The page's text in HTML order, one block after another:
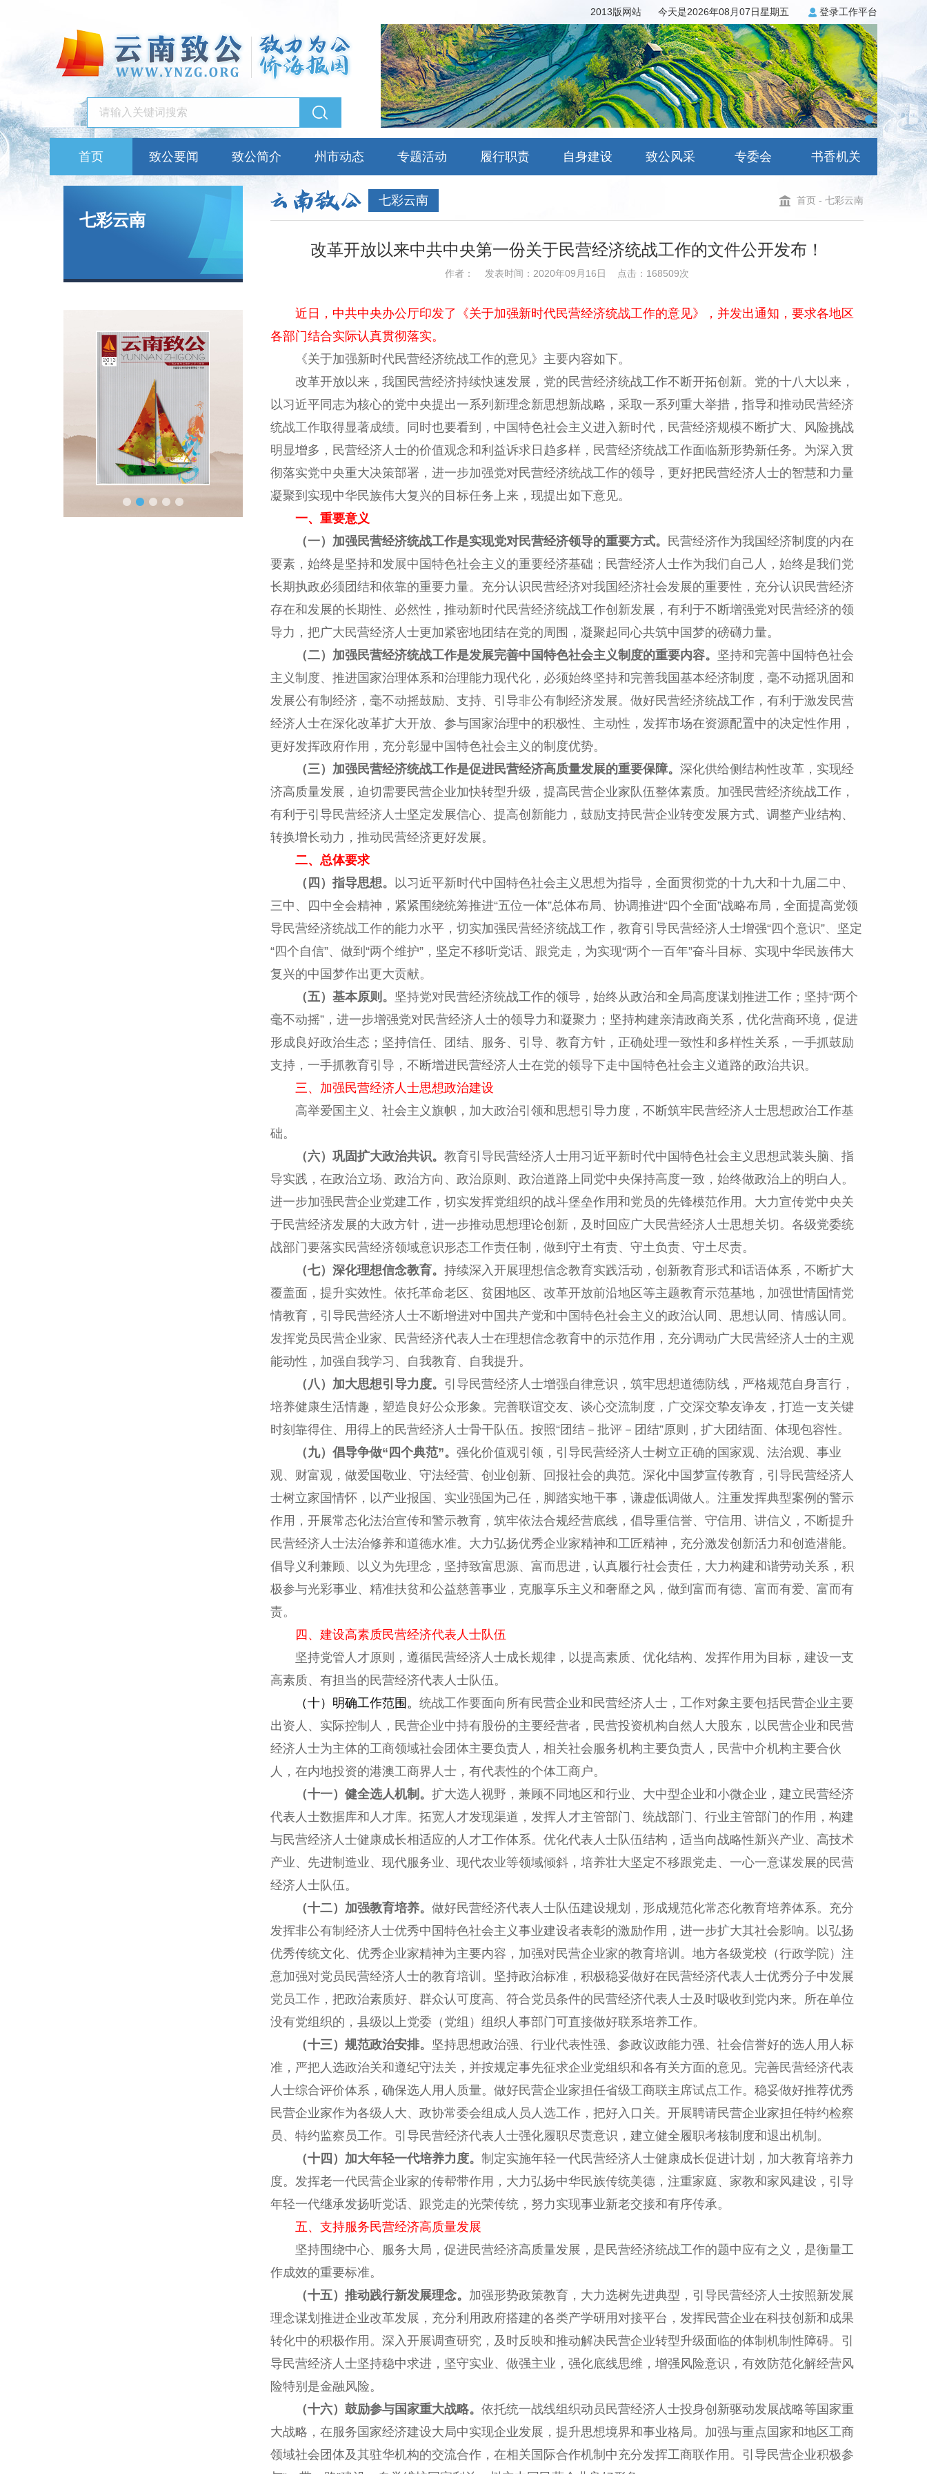
2013版网站 今天是2026年08月07日星期五 登录工作平台
首页 致公要闻 致公简介 州市动态 专题活动 履行职责 自身建设 致公风采 专委会 书香机关
七彩云南
七彩云南 首页 - 七彩云南
改革开放以来中共中央第一份关于民营经济统战工作的文件公开发布！
作者： 发表时间：2020年09月16日 点击：168509次
近日，中共中央办公厅印发了《关于加强新时代民营经济统战工作的意见》，并发出通知，要求各地区
各部门结合实际认真贯彻落实。
《关于加强新时代民营经济统战工作的意见》主要内容如下。
改革开放以来，我国民营经济持续快速发展，党的民营经济统战工作不断开拓创新。党的十八大以来，
以习近平同志为核心的党中央提出一系列新理念新思想新战略，采取一系列重大举措，指导和推动民营经济
统战工作取得显著成绩。同时也要看到，中国特色社会主义进入新时代，民营经济规模不断扩大、风险挑战
明显增多，民营经济人士的价值观念和利益诉求日趋多样，民营经济统战工作面临新形势新任务。为深入贯
彻落实党中央重大决策部署，进一步加强党对民营经济统战工作的领导，更好把民营经济人士的智慧和力量
凝聚到实现中华民族伟大复兴的目标任务上来，现提出如下意见。
一、重要意义
（一）加强民营经济统战工作是实现党对民营经济领导的重要方式。
民营经济作为我国经济制度的内在
要素，始终是坚持和发展中国特色社会主义的重要经济基础；民营经济人士作为我们自己人，始终是我们党
长期执政必须团结和依靠的重要力量。充分认识民营经济对我国经济社会发展的重要性，充分认识民营经济
存在和发展的长期性、必然性，推动新时代民营经济统战工作创新发展，有利于不断增强党对民营经济的领
导力，把广大民营经济人士更加紧密地团结在党的周围，凝聚起同心共筑中国梦的磅礴力量。
（二）加强民营经济统战工作是发展完善中国特色社会主义制度的重要内容。 坚持和完善中国特色社会
主义制度、推进国家治理体系和治理能力现代化，必须始终坚持和完善我国基本经济制度，毫不动摇巩固和
发展公有制经济，毫不动摇鼓励、支持、引导非公有制经济发展。做好民营经济统战工作，有利于激发民营
经济人士在深化改革扩大开放、参与国家治理中的积极性、主动性，发挥市场在资源配置中的决定性作用，
更好发挥政府作用，充分彰显中国特色社会主义的制度优势。
（三）加强民营经济统战工作是促进民营经济高质量发展的重要保障。 深化供给侧结构性改革，实现经
济高质量发展，迫切需要民营企业加快转型升级，提高民营企业家队伍整体素质。加强民营经济统战工作，
有利于引导民营经济人士坚定发展信心、提高创新能力，鼓励支持民营企业转变发展方式、调整产业结构、
转换增长动力，推动民营经济更好发展。
二、总体要求
（四）指导思想。
以习近平新时代中国特色社会主义思想为指导，全面贯彻党的十九大和十九届二中、
三中、四中全会精神，紧紧围绕统筹推进“五位一体”总体布局、协调推进“四个全面”战略布局，全面提高党领
导民营经济统战工作的能力水平，切实加强民营经济统战工作，教育引导民营经济人士增强“四个意识”、坚定
“四个自信”、做到“两个维护”，坚定不移听党话、跟党走，为实现“两个一百年”奋斗目标、实现中华民族伟大
复兴的中国梦作出更大贡献。
（五）基本原则。 坚持党对民营经济统战工作的领导，始终从政治和全局高度谋划推进工作；坚持“两个
毫不动摇”，进一步增强党对民营经济人士的领导力和凝聚力；坚持构建亲清政商关系，优化营商环境，促进
形成良好政治生态；坚持信任、团结、服务、引导、教育方针，正确处理一致性和多样性关系，一手抓鼓励
支持，一手抓教育引导，不断增进民营经济人士在党的领导下走中国特色社会主义道路的政治共识。
三、加强民营经济人士思想政治建设
高举爱国主义、社会主义旗帜，加大政治引领和思想引导力度，不断筑牢民营经济人士思想政治工作基
础。
（六）巩固扩大政治共识。 教育引导民营经济人士用习近平新时代中国特色社会主义思想武装头脑、指
导实践，在政治立场、政治方向、政治原则、政治道路上同党中央保持高度一致，始终做政治上的明白人。
进一步加强民营企业党建工作，切实发挥党组织的战斗堡垒作用和党员的先锋模范作用。大力宣传党中央关
于民营经济发展的大政方针，进一步推动思想理论创新，及时回应广大民营经济人士思想关切。各级党委统
战部门要落实民营经济领域意识形态工作责任制，做到守土有责、守土负责、守土尽责。
（七）深化理想信念教育。 持续深入开展理想信念教育实践活动，创新教育形式和话语体系，不断扩大
覆盖面，提升实效性。依托革命老区、贫困地区、改革开放前沿地区等主题教育示范基地，加强世情国情党
情教育，引导民营经济人士不断增进对中国共产党和中国特色社会主义的政治认同、思想认同、情感认同。
发挥党员民营企业家、民营经济代表人士在理想信念教育中的示范作用，充分调动广大民营经济人士的主观
能动性，加强自我学习、自我教育、自我提升。
（八）加大思想引导力度。 引导民营经济人士增强自律意识，筑牢思想道德防线，严格规范自身言行，
培养健康生活情趣，塑造良好公众形象。完善联谊交友、谈心交流制度，广交深交挚友诤友，打造一支关键
时刻靠得住、用得上的民营经济人士骨干队伍。按照“团结－批评－团结”原则，扩大团结面、体现包容性。
（九）倡导争做“四个典范”。 强化价值观引领，引导民营经济人士树立正确的国家观、法治观、事业
观、财富观，做爱国敬业、守法经营、创业创新、回报社会的典范。深化中国梦宣传教育，引导民营经济人
士树立家国情怀，以产业报国、实业强国为己任，脚踏实地干事，谦虚低调做人。注重发挥典型案例的警示
作用，开展常态化法治宣传和警示教育，筑牢依法合规经营底线，倡导重信誉、守信用、讲信义，不断提升
民营经济人士法治修养和道德水准。大力弘扬优秀企业家精神和工匠精神，充分激发创新活力和创造潜能。
倡导义利兼顾、以义为先理念，坚持致富思源、富而思进，认真履行社会责任，大力构建和谐劳动关系，积
极参与光彩事业、精准扶贫和公益慈善事业，克服享乐主义和奢靡之风，做到富而有德、富而有爱、富而有
责。
四、建设高素质民营经济代表人士队伍
坚持党管人才原则，遵循民营经济人士成长规律，以提高素质、优化结构、发挥作用为目标，建设一支
高素质、有担当的民营经济代表人士队伍。
（十）明确工作范围。 统战工作要面向所有民营企业和民营经济人士，工作对象主要包括民营企业主要
出资人、实际控制人，民营企业中持有股份的主要经营者，民营投资机构自然人大股东，以民营企业和民营
经济人士为主体的工商领域社会团体主要负责人，相关社会服务机构主要负责人，民营中介机构主要合伙
人，在内地投资的港澳工商界人士，有代表性的个体工商户。
（十一）健全选人机制。 扩大选人视野，兼顾不同地区和行业、大中型企业和小微企业，建立民营经济
代表人士数据库和人才库。拓宽人才发现渠道，发挥人才主管部门、统战部门、行业主管部门的作用，构建
与民营经济人士健康成长相适应的人才工作体系。优化代表人士队伍结构，适当向战略性新兴产业、高技术
产业、先进制造业、现代服务业、现代农业等领域倾斜，培养壮大坚定不移跟党走、一心一意谋发展的民营
经济人士队伍。
（十二）加强教育培养。 做好民营经济代表人士队伍建设规划，形成规范化常态化教育培养体系。充分
发挥非公有制经济人士优秀中国特色社会主义事业建设者表彰的激励作用，进一步扩大其社会影响。以弘扬
优秀传统文化、优秀企业家精神为主要内容，加强对民营企业家的教育培训。地方各级党校（行政学院）注
意加强对党员民营经济人士的教育培训。坚持政治标准，积极稳妥做好在民营经济代表人士优秀分子中发展
党员工作，把政治素质好、群众认可度高、符合党员条件的民营经济代表人士及时吸收到党内来。所在单位
没有党组织的，县级以上党委（党组）组织人事部门可直接做好联系培养工作。
（十三）规范政治安排。 坚持思想政治强、行业代表性强、参政议政能力强、社会信誉好的选人用人标
准，严把人选政治关和遵纪守法关，并按规定事先征求企业党组织和各有关方面的意见。完善民营经济代表
人士综合评价体系，确保选人用人质量。做好民营企业家担任省级工商联主席试点工作。稳妥做好推荐优秀
民营企业家作为各级人大、政协常委会组成人员人选工作，把好入口关。开展聘请民营企业家担任特约检察
员、特约监察员工作。引导民营经济代表人士强化履职尽责意识，建立健全履职考核制度和退出机制。
（十四）加大年轻一代培养力度。 制定实施年轻一代民营经济人士健康成长促进计划，加大教育培养力
度。发挥老一代民营企业家的传帮带作用，大力弘扬中华民族传统美德，注重家庭、家教和家风建设，引导
年轻一代继承发扬听党话、跟党走的光荣传统，努力实现事业新老交接和有序传承。
五、支持服务民营经济高质量发展
坚持围绕中心、服务大局，促进民营经济高质量发展，是民营经济统战工作的题中应有之义，是衡量工
作成效的重要标准。
（十五）推动践行新发展理念。 加强形势政策教育，大力选树先进典型，引导民营经济人士按照新发展
理念谋划推进企业改革发展，充分利用政府搭建的各类产学研用对接平台，发挥民营企业在科技创新和成果
转化中的积极作用。深入开展调查研究，及时反映和推动解决民营企业转型升级面临的体制机制性障碍。引
导民营经济人士坚持稳中求进，坚守实业、做强主业，强化底线思维，增强风险意识，有效防范化解经营风
险特别是金融风险。
（十六）鼓励参与国家重大战略。 依托统一战线组织动员民营经济人士投身创新驱动发展战略等国家重
大战略，在服务国家经济建设大局中实现企业发展，提升思想境界和事业格局。加强与重点国家和地区工商
领域社会团体及其驻华机构的交流合作，在相关国际合作机制中充分发挥工商联作用。引导民营企业积极参